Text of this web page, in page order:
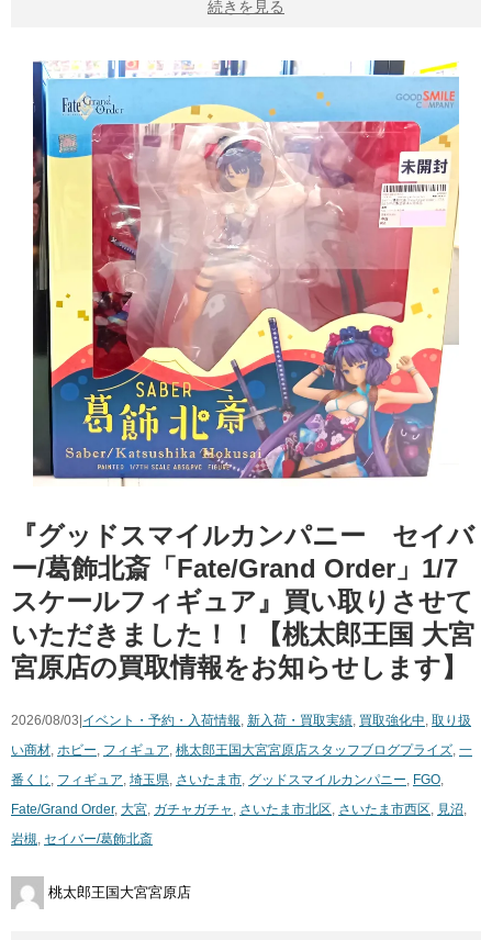
続きを見る
『グッドスマイルカンパニー セイバ
ー/葛飾北斎「Fate/Grand Order」1/7
スケールフィギュア』買い取りさせて
いただきました！！【桃太郎王国 大宮
宮原店の買取情報をお知らせします】
2026/08/03|イベント・予約・入荷情報 新入荷・買取実績 買取強化中 取り扱
い商材 ホビー フィギュア 桃太郎王国大宮宮原店スタッフブログプライズ 一
番くじ
フィギュア 埼玉県 さいたま市 グッドスマイルカンパニー FGO
Fate/Grand Order, 大宮 ガチャガチャ さいたま市北区 さいたま市西区 見沼
岩槻 セイバー/葛飾北斎
桃太郎王国大宮宮原店